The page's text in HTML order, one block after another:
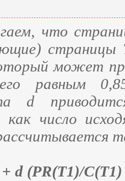
что
может
равным
d
как число
d (PR(T1)/